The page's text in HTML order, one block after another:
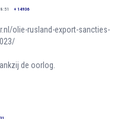
8:51 + 14936
olie-rusland-export-sancties-
de oorlog.